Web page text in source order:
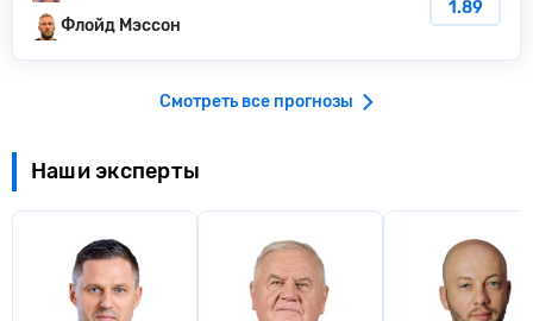
Флойд Мэссон
1.89
Смотреть все прогнозы
Наши эксперты